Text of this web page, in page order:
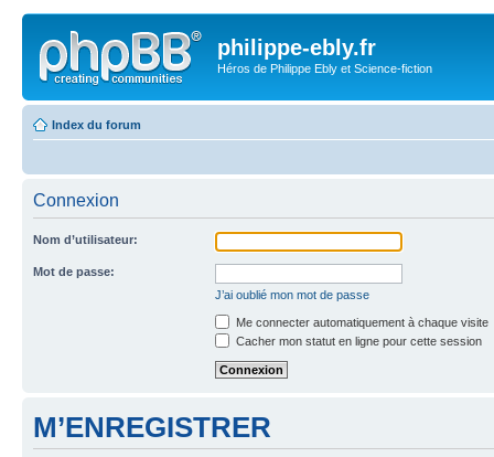
philippe-ebly.fr
Héros de Philippe Ebly et Science-fiction
Index du forum
Connexion
Nom d’utilisateur:
Mot de passe:
J’ai oublié mon mot de passe
Me connecter automatiquement à chaque visite
Cacher mon statut en ligne pour cette session
M’ENREGISTRER